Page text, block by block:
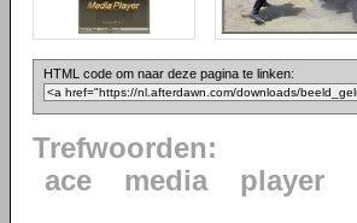
HTML code om naar deze pagina te linken:
Trefwoorden:
ace
media player